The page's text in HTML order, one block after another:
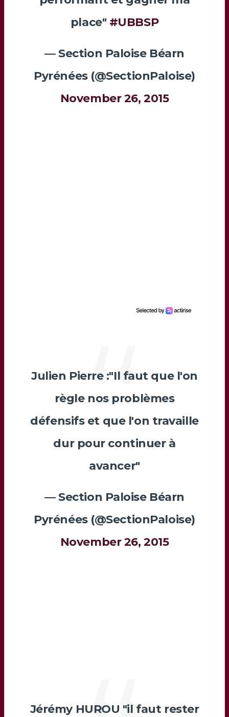
place" #UBBSP
— Section Paloise Béarn
Pyrénées (@SectionPaloise)
November 26, 2015
Julien Pierre :"Il faut que l'on
règle nos problèmes
défensifs et que l'on travaille
dur pour continuer à
avancer"
— Section Paloise Béarn
Pyrénées (@SectionPaloise)
November 26, 2015
Jérémy HUROU "il faut rester